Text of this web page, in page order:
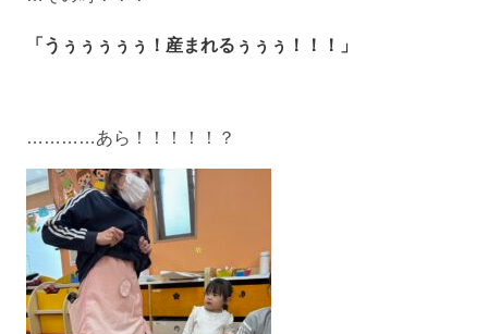
「うぅぅぅぅぅ！産まれるぅぅぅ！！！」
…………あら！！！！！？